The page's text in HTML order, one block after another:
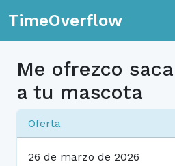
TimeOverflow
Me ofrezco
a tu mascota
Oferta
26 de marzo de 2026